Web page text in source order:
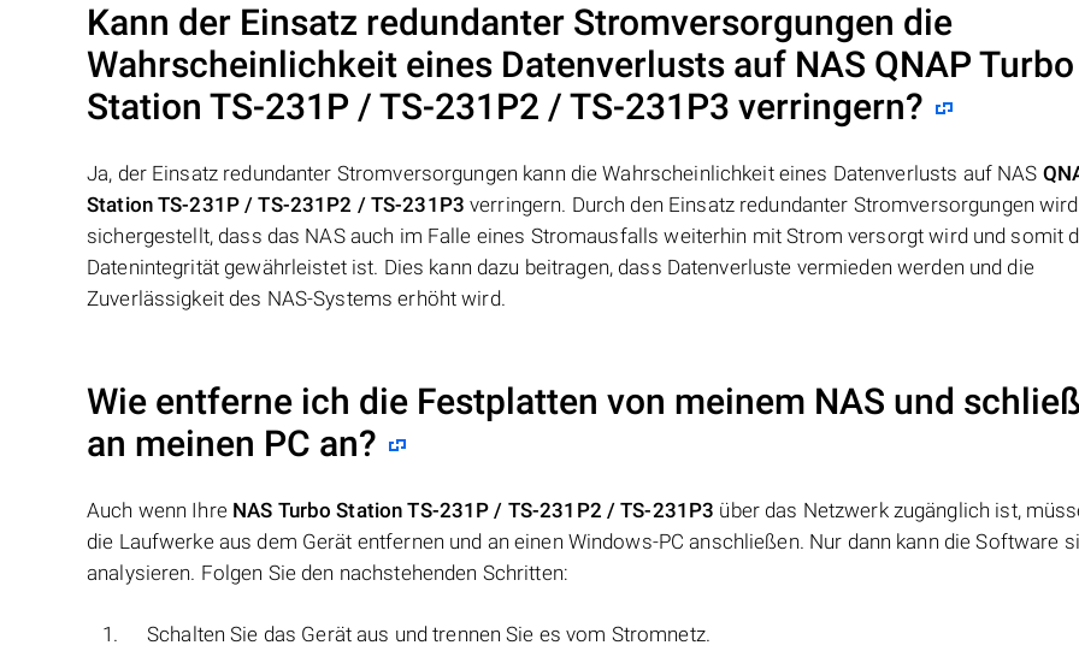
Kann der Einsatz redundanter Stromversorgungen die
Wahrscheinlichkeit eines Datenverlusts auf NAS QNAP Turbo
Station TS-231P / TS-231P2 / TS-231P3 verringern?
Ja, der Einsatz redundanter Stromversorgungen kann die Wahrscheinlichkeit eines Datenverlusts auf NAS
Station TS-231P / TS-231P2 / TS-231P3 verringern. Durch den Einsatz redundanter Stromversorgungen wird
sichergestellt, dass das NAS auch im Falle eines Stromausfalls weiterhin mit Strom versorgt wird und somit
Datenintegrität gewährleistet ist. Dies kann dazu beitragen, dass Datenverluste vermieden werden und die
Zuverlässigkeit des NAS-Systems erhöht wird.
Wie entferne ich die Festplatten von meinem NAS und
an meinen PC an?
Auch wenn Ihre NAS Turbo Station TS-231P / TS-231P2 / TS-231P3 über das Netzwerk zugänglich ist,
die Laufwerke aus dem Gerät entfernen und an einen Windows-PC anschließen. Nur dann kann die Software
analysieren. Folgen Sie den nachstehenden Schritten:
Schalten Sie das Gerät aus und trennen Sie es vom Stromnetz.